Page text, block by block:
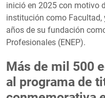
inició en 2025 con motivo
institución como Facultad,
años de su fundación
Profesionales (ENEP).
Más de mil 500
al programa de